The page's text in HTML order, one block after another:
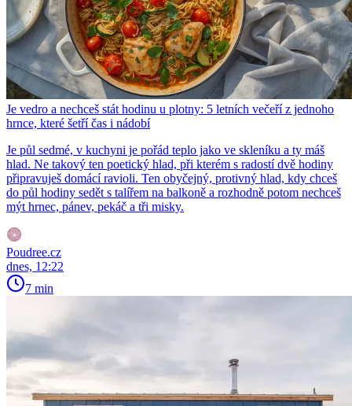
Je vedro a nechceš stát hodinu u plotny: 5 letních večeří z jednoho
hrnce, které šetří čas i nádobí
Je půl sedmé, v kuchyni je pořád teplo jako ve skleníku a ty máš
hlad. Ne takový ten poetický hlad, při kterém s radostí dvě hodiny
připravuješ domácí ravioli. Ten obyčejný, protivný hlad, kdy chceš
do půl hodiny sedět s talířem na balkoně a rozhodně potom nechceš
mýt hrnec, pánev, pekáč a tři misky.
Poudree.cz
dnes, 12:22
7 min